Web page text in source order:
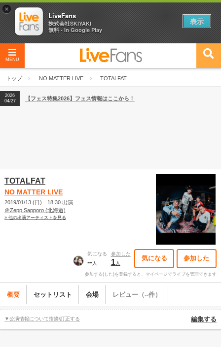
MENU
トップ NO MATTER LIVE TOTALFAT
2026
04/27
2026
【ライブ動員ランキング】2026年上半期編発表！
2026
04/27
【フェス特集2026】フェス情報はここから！
TOTALFAT
NO MATTER LIVE
2019/01/13 (日) 18:30 出演
＠Zepp Sapporo (北海道)
» 他の出演アーティストを見る
気になる
--人
参加した
1人
気になる 参加した
参加する(した)を登録すると、マイページでライブを管理できます
概要 セットリスト 会場 レビュー（--件）
▼公演情報について指摘/訂正する 編集する
×
LiveFans
株式会社SKIYAKI
無料 - In Google Play
表示